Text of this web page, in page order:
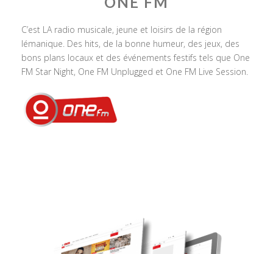
C’est LA radio musicale, jeune et loisirs de la région
lémanique. Des hits, de la bonne humeur, des jeux, des
bons plans locaux et des événements festifs tels que One
FM Star Night, One FM Unplugged et One FM Live Session.